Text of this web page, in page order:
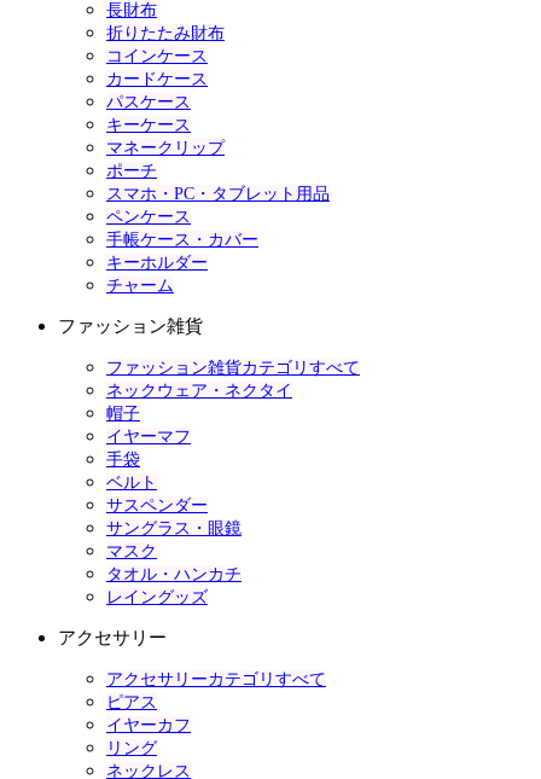
長財布
折りたたみ財布
コインケース
カードケース
パスケース
キーケース
マネークリップ
ポーチ
スマホ・PC・タブレット用品
ペンケース
手帳ケース・カバー
キーホルダー
チャーム
ファッション雑貨
ファッション雑貨カテゴリすべて
ネックウェア・ネクタイ
帽子
イヤーマフ
手袋
ベルト
サスペンダー
サングラス・眼鏡
マスク
タオル・ハンカチ
レイングッズ
アクセサリー
アクセサリーカテゴリすべて
ピアス
イヤーカフ
リング
ネックレス